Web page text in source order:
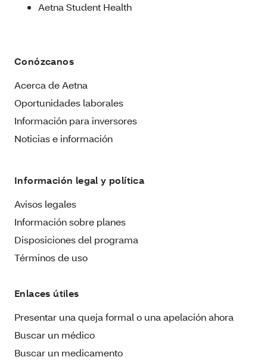
Aetna Student Health
Conózcanos
Acerca de Aetna
Oportunidades laborales
Información para inversores
Noticias e información
Información legal y política
Avisos legales
Información sobre planes
Disposiciones del programa
Términos de uso
Enlaces útiles
Presentar una queja formal o una apelación ahora
Buscar un médico
Buscar un medicamento